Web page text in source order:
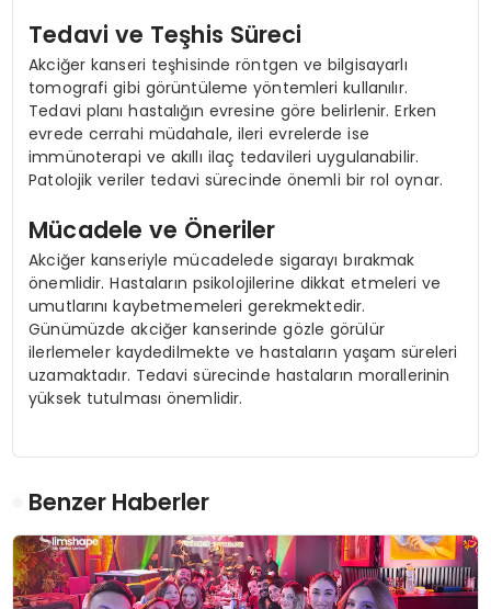
Tedavi ve Teşhis Süreci
Akciğer kanseri teşhisinde röntgen ve bilgisayarlı
tomografi gibi görüntüleme yöntemleri kullanılır.
Tedavi planı hastalığın evresine göre belirlenir. Erken
evrede cerrahi müdahale, ileri evrelerde ise
immünoterapi ve akıllı ilaç tedavileri uygulanabilir.
Patolojik veriler tedavi sürecinde önemli bir rol oynar.
Mücadele ve Öneriler
Akciğer kanseriyle mücadelede sigarayı bırakmak
önemlidir. Hastaların psikolojilerine dikkat etmeleri ve
umutlarını kaybetmemeleri gerekmektedir.
Günümüzde akciğer kanserinde gözle görülür
ilerlemeler kaydedilmekte ve hastaların yaşam süreleri
uzamaktadır. Tedavi sürecinde hastaların morallerinin
yüksek tutulması önemlidir.
Benzer Haberler